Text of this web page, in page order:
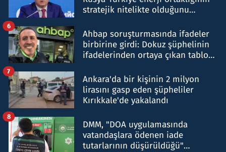
stratejik nitelikte olduğunu
Ahbap soruşturmasında ifadeler
birbirine girdi: Dokuz şüphelinin
ifadelerinden ortaya çıkan tablo
6
Ankara'da bir kişinin 2 milyon
lirasını gasp eden şüpheliler
Kırıkkale'de yakalandı
7
DMM, "DOA uygulamasında
vatandaşlara ödenen iade
tutarlarının düşürüldüğü"
8